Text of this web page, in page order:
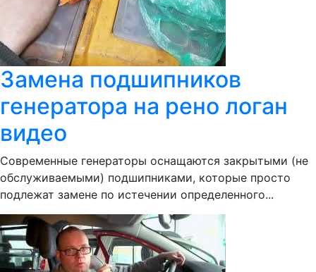
Замена подшипников
генератора на рено логан
видео
Современные генераторы оснащаются закрытыми (не
обслуживаемыми) подшипниками, которые просто
подлежат замене по истечении определенного...